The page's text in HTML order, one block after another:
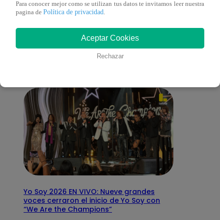
También te puede
interesar
Yo Soy 2026 EN VIVO: Nueve grandes
voces cerraron el inicio de Yo Soy con
“We Are the Champions”
Para conocer mejor como se utilizan tus datos te invitamos leer nuestra
pagina de Política de privacidad.
Aceptar Cookies
Rechazar